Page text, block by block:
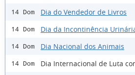
14 Dom Dia do Vendedor de Livros
14 Dom Dia da Incontinência
14 Dom Dia Nacional dos Animais
14 Dom Dia Internacional de Luta